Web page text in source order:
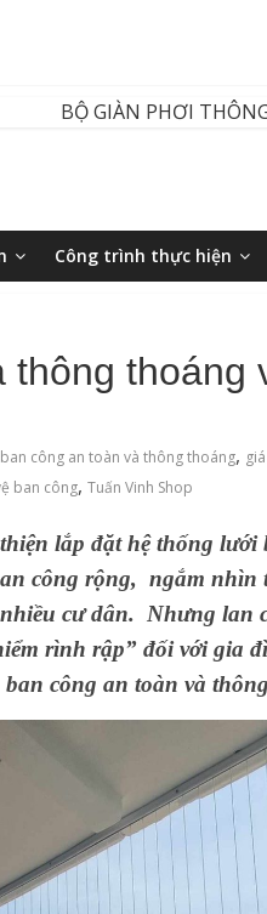
Công trình thực hiện
thông
ban công an toàn và thông thoáng,
ban công,Tuấn Vinh Shop
lắp đặt hệ thống lưới
công rộng, ngắm nhìn
cư dân. Nhưng lan
rình rập” đối với gia
công an toàn và